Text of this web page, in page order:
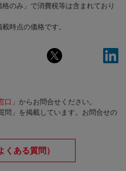
のみ」で消費税等は含まれており
時点の価格です。
口 」からお問合せください。
問」を掲載しています。お問合せの
くある質問）